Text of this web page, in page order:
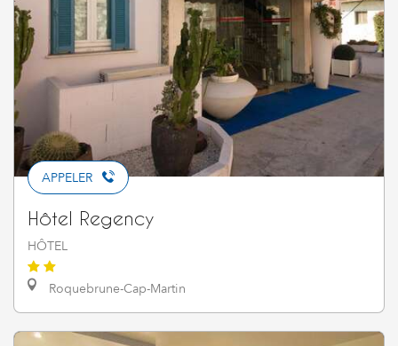
APPELER
Hôtel Regency
HÔTEL
Roquebrune-Cap-Martin